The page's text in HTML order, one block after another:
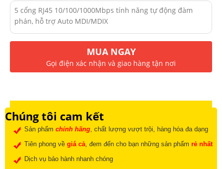
5 cổng RJ45 10/100/1000Mbps tính năng tự động đàm
phán, hỗ trợ Auto MDI/MDIX
MUA NGAY
Gọi điện xác nhận và giao hàng tận nơi
Chúng tôi cam kết
Sản phẩm chính hãng, chất lượng vượt trội, hàng hóa đa dạng
Tiên phong về giá cả, đem đến cho bạn những sản phẩm rẻ nhất
Dịch vụ bảo hành nhanh chóng